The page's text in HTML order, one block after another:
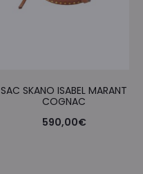
SAC SKANO ISABEL MARANT
COGNAC
590,00€